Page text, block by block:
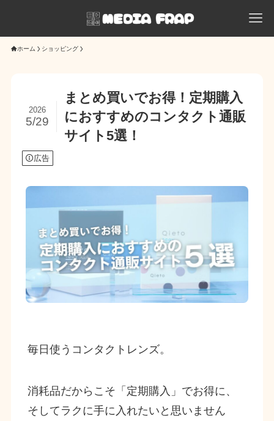
ホーム ショッピング
まとめ買いでお得！定期購入
におすすめのコンタクト通販
サイト5選！
2026
5/29
広告
毎日使うコンタクトレンズ。
消耗品だからこそ「定期購入」でお得に、
そしてラクに手に入れたいと思いません